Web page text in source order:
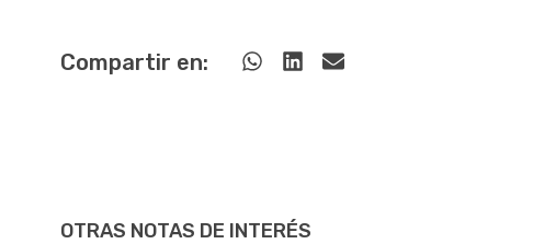
Compartir en:
OTRAS NOTAS DE INTERÉS